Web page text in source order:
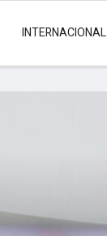
INTERNACIONAL